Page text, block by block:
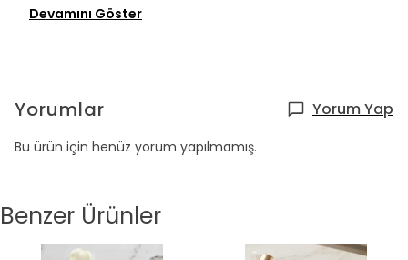
Devamını Göster
Yorumlar Yorum Yap
Bu ürün için henüz yorum yapılmamış.
Benzer Ürünler